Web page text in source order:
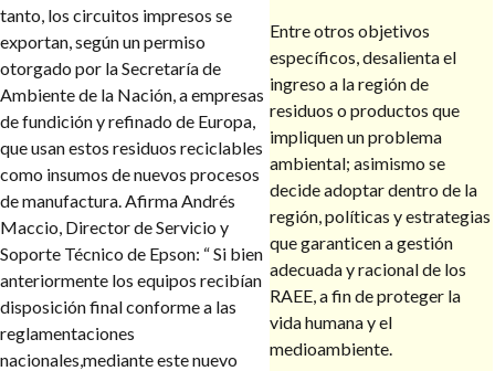
Entre otros objetivos
específicos, desalienta el
ingreso a la región de
residuos o productos que
impliquen un problema
ambiental; asimismo se
decide adoptar dentro de la
región, políticas y estrategias
que garanticen a gestión
adecuada y racional de los
RAEE, a fin de proteger la
vida humana y el
medioambiente.
tanto, los circuitos impresos se
exportan, según un permiso
otorgado por la Secretaría de
Ambiente de la Nación, a empresas
de fundición y refinado de Europa,
que usan estos residuos reciclables
como insumos de nuevos procesos
de manufactura. Afirma Andrés
Maccio, Director de Servicio y
Soporte Técnico de Epson: “ Si bien
anteriormente los equipos recibían
disposición final conforme a las
reglamentaciones
nacionales,mediante este nuevo